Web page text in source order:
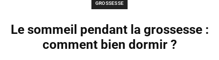
GROSSESSE
Le sommeil pendant la grossesse :
comment bien dormir ?